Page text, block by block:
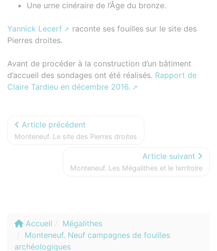
Une urne cinéraire de l’Âge du bronze.
Yannick Lecerf
raconte ses fouilles sur le site des
Pierres droites.
Avant de procéder à la construction d’un bâtiment
d’accueil des sondages ont été réalisés. Rapport de
Claire Tardieu en décembre 2016.
Article précédent
Monteneuf. Le site des Pierres droites
Article suivant
Monteneuf. Les Mégalithes et le territoire
Accueil
Mégalithes
Monteneuf. Neuf campagnes de fouilles
archéologiques